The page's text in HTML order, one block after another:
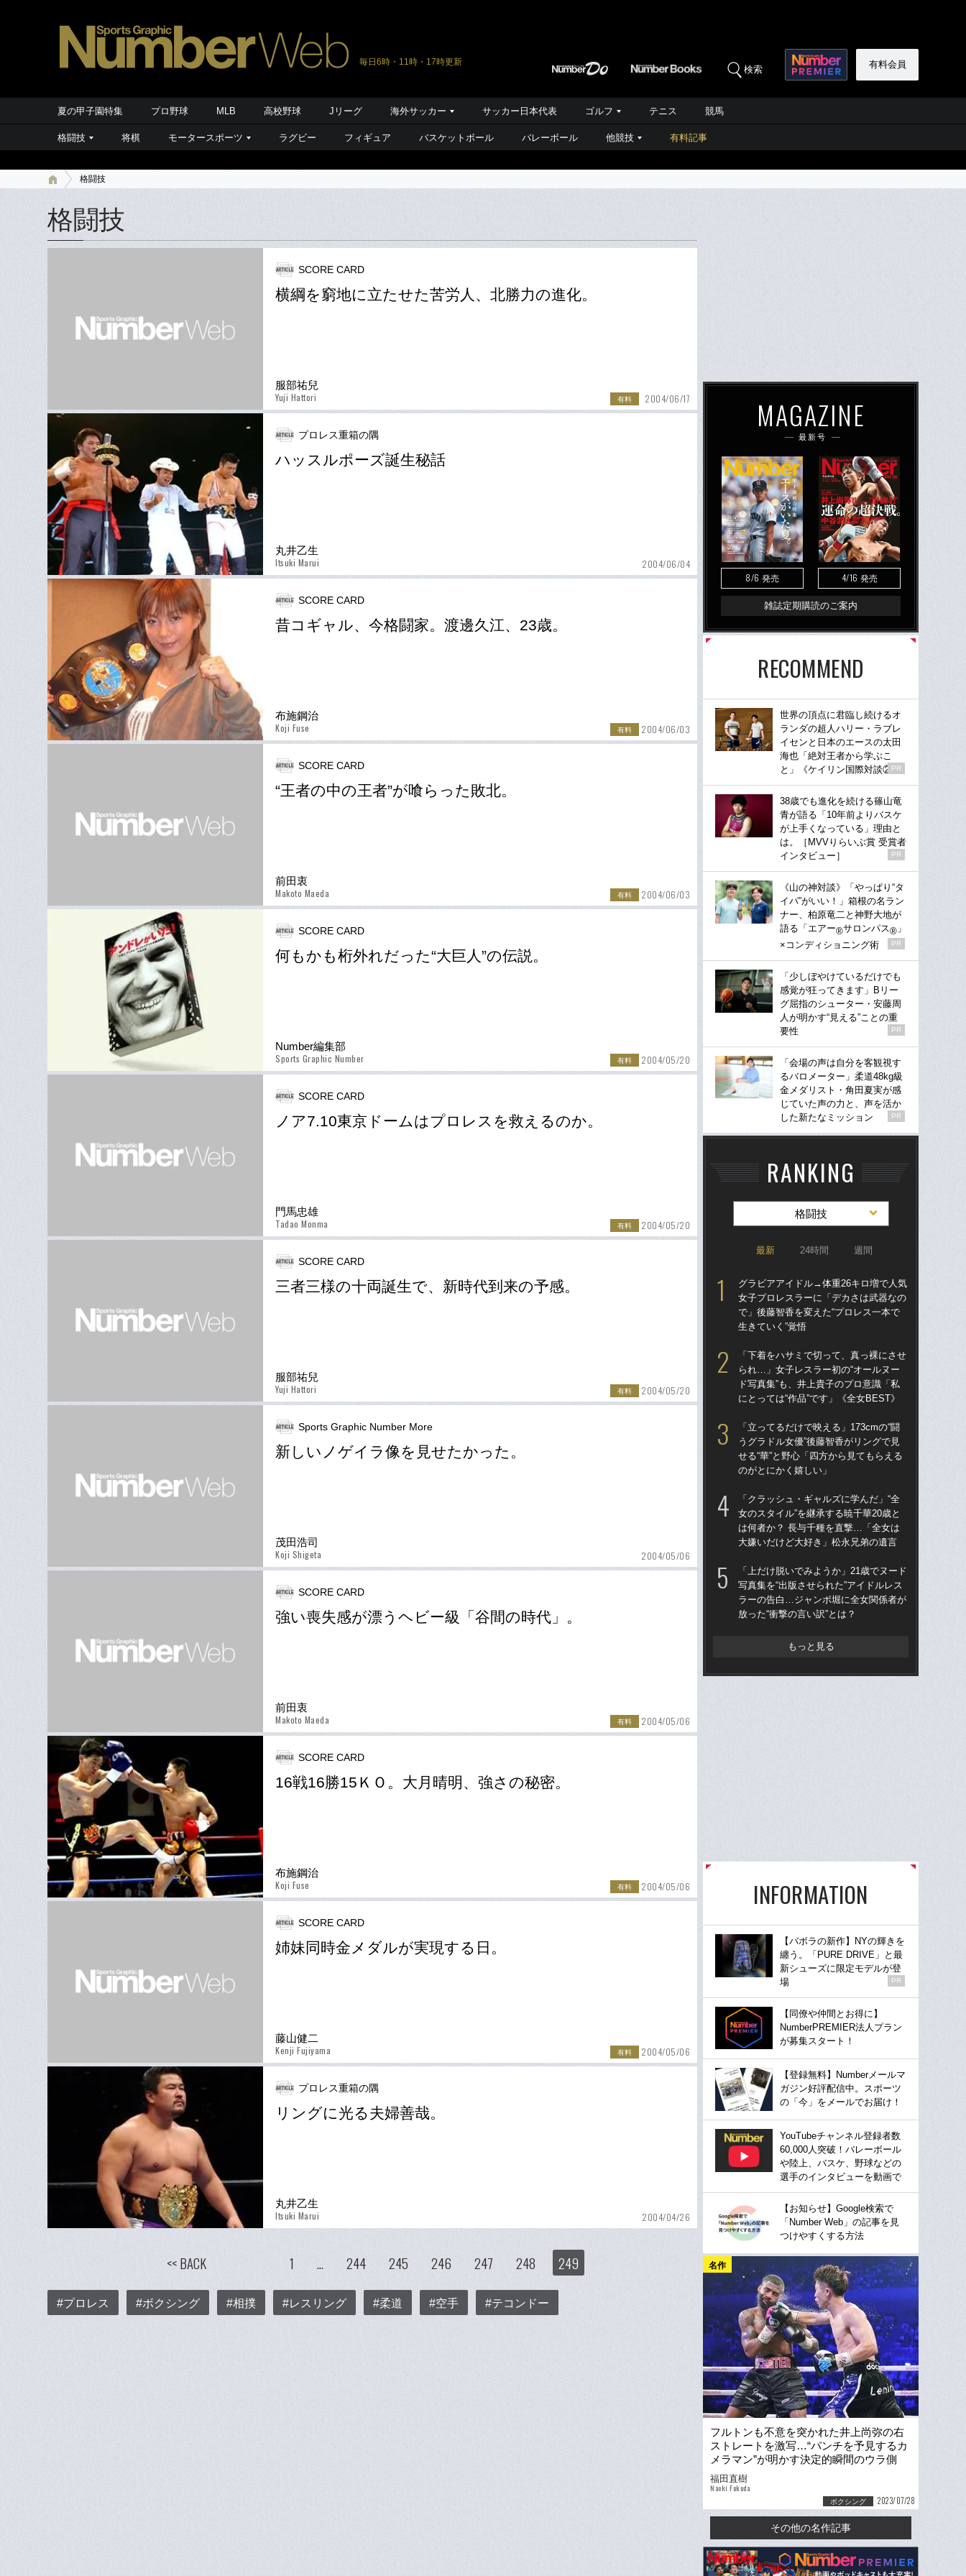
毎日6時・11時・17時更新
検索 有料会員
夏の甲子園特集 プロ野球 MLB 高校野球 Jリーグ 海外サッカー サッカー日本代表 ゴルフ テニス 競馬
格闘技 将棋 モータースポーツ ラグビー フィギュア バスケットボール バレーボール 他競技 有料記事
格闘技
格闘技
SCORE CARD
横綱を窮地に立たせた苦労人、北勝力の進化。
服部祐兒
Yuji Hattori 有料 2004/06/17
プロレス重箱の隅
ハッスルポーズ誕生秘話
丸井乙生
Itsuki Marui 2004/06/04
SCORE CARD
昔コギャル、今格闘家。渡邊久江、23歳。
布施鋼治
Koji Fuse 有料 2004/06/03
SCORE CARD
“王者の中の王者”が喰らった敗北。
前田衷
Makoto Maeda 有料 2004/06/03
SCORE CARD
何もかも桁外れだった“大巨人”の伝説。
Number編集部
Sports Graphic Number 有料 2004/05/20
SCORE CARD
ノア7.10東京ドームはプロレスを救えるのか。
門馬忠雄
Tadao Monma 有料 2004/05/20
SCORE CARD
三者三様の十両誕生で、新時代到来の予感。
服部祐兒
Yuji Hattori 有料 2004/05/20
Sports Graphic Number More
新しいノゲイラ像を見せたかった。
茂田浩司
Koji Shigeta 2004/05/06
SCORE CARD
強い喪失感が漂うヘビー級「谷間の時代」。
前田衷
Makoto Maeda 有料 2004/05/06
SCORE CARD
16戦16勝15ＫＯ。大月晴明、強さの秘密。
布施鋼治
Koji Fuse 有料 2004/05/06
SCORE CARD
姉妹同時金メダルが実現する日。
藤山健二
Kenji Fujiyama 有料 2004/05/06
プロレス重箱の隅
リングに光る夫婦善哉。
丸井乙生
Itsuki Marui 2004/04/26
<< BACK 1 … 244 245 246 247 248 249
#プロレス #ボクシング #相撲 #レスリング #柔道 #空手 #テコンドー
MAGAZINE
最新号
8/6 発売 4/16 発売
雑誌定期購読のご案内
RECOMMEND
世界の頂点に君臨し続けるオ
ランダの超人ハリー・ラブレ
イセンと日本のエースの太田
海也「絶対王者から学ぶこ
と」《ケイリン国際対談②》
PR
38歳でも進化を続ける篠山竜
青が語る「10年前よりバスケ
が上手くなっている」理由と
は。［MVVりらいぶ賞 受賞者
インタビュー］
PR
《山の神対談》「やっぱり“タ
イパ”がいい！」箱根の名ラン
ナー、柏原竜二と神野大地が
語る「エアー®サロンパス® 」
×コンディショニング術
PR
「少しぼやけているだけでも
感覚が狂ってきます」Bリー
グ屈指のシューター・安藤周
人が明かす“見える”ことの重
要性
PR
「会場の声は自分を客観視す
るバロメーター」柔道48kg級
金メダリスト・角田夏実が感
じていた声の力と、声を活か
した新たなミッション
PR
RANKING
格闘技
最新 24時間 週間
グラビアアイドル→体重26キロ増で人気
女子プロレスラーに「デカさは武器なの
で」後藤智香を変えた“プロレス一本で
生きていく”覚悟
「下着をハサミで切って、真っ裸にさせ
られ…」女子レスラー初の“オールヌー
ド写真集”も、井上貴子のプロ意識「私
にとっては“作品”です」《全女BEST》
「立ってるだけで映える」173cmの“闘
うグラドル女優”後藤智香がリングで見
せる“華”と野心「四方から見てもらえる
のがとにかく嬉しい」
「クラッシュ・ギャルズに学んだ」“全
女のスタイル”を継承する暁千華20歳と
は何者か？ 長与千種を直撃…「全女は
大嫌いだけど大好き」松永兄弟の遺言
「上だけ脱いでみようか」21歳でヌード
写真集を“出版させられた”アイドルレス
ラーの告白…ジャンボ堀に全女関係者が
放った“衝撃の言い訳”とは？
もっと見る
INFORMATION
【バボラの新作】NYの輝きを
纏う。「PURE DRIVE」と最
新シューズに限定モデルが登
場
PR
【同僚や仲間とお得に】
NumberPREMIER法人プラン
が募集スタート！
【登録無料】Numberメールマ
ガジン好評配信中。スポーツ
の「今」をメールでお届け！
YouTubeチャンネル登録者数
60,000人突破！バレーボール
や陸上、バスケ、野球などの
選手のインタビューを動画で
【お知らせ】Google検索で
「Number Web」の記事を見
つけやすくする方法
名作
フルトンも不意を突かれた井上尚弥の右
ストレートを激写…“パンチを予見するカ
メラマン”が明かす決定的瞬間のウラ側
「追撃の左フックも超人的」
福田直樹
Naoki Fukuda
ボクシング 2023/07/28
その他の名作記事